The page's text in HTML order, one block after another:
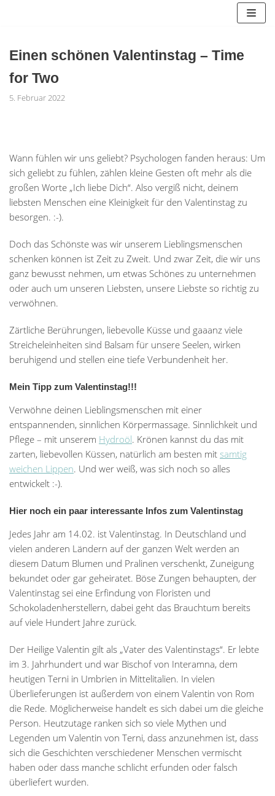
Einen schönen Valentinstag – Time
for Two
5. Februar 2022
Wann fühlen wir uns geliebt? Psychologen fanden heraus: Um
sich geliebt zu fühlen, zählen kleine Gesten oft mehr als die
großen Worte „Ich liebe Dich“. Also vergiß nicht, deinem
liebsten Menschen eine Kleinigkeit für den Valentinstag zu
besorgen. :-).
Doch das Schönste was wir unserem Lieblingsmenschen
schenken können ist Zeit zu Zweit. Und zwar Zeit, die wir uns
ganz bewusst nehmen, um etwas Schönes zu unternehmen
oder auch um unseren Liebsten, unsere Liebste so richtig zu
verwöhnen.
Zärtliche Berührungen, liebevolle Küsse und gaaanz viele
Streicheleinheiten sind Balsam für unsere Seelen, wirken
beruhigend und stellen eine tiefe Verbundenheit her.
Mein Tipp zum Valentinstag!!!
Verwöhne deinen Lieblingsmenschen mit einer
entspannenden, sinnlichen Körpermassage. Sinnlichkeit und
Pflege – mit unserem Hydroöl. Krönen kannst du das mit
zarten, liebevollen Küssen, natürlich am besten mit samtig
weichen Lippen. Und wer weiß, was sich noch so alles
entwickelt :-).
Hier noch ein paar interessante Infos zum Valentinstag
Jedes Jahr am 14.02. ist Valentinstag. In Deutschland und
vielen anderen Ländern auf der ganzen Welt werden an
diesem Datum Blumen und Pralinen verschenkt, Zuneigung
bekundet oder gar geheiratet. Böse Zungen behaupten, der
Valentinstag sei eine Erfindung von Floristen und
Schokoladenherstellern, dabei geht das Brauchtum bereits
auf viele Hundert Jahre zurück.
Der Heilige Valentin gilt als „Vater des Valentinstags“. Er lebte
im 3. Jahrhundert und war Bischof von Interamna, dem
heutigen Terni in Umbrien in Mittelitalien. In vielen
Überlieferungen ist außerdem von einem Valentin von Rom
die Rede. Möglicherweise handelt es sich dabei um die gleiche
Person. Heutzutage ranken sich so viele Mythen und
Legenden um Valentin von Terni, dass anzunehmen ist, dass
sich die Geschichten verschiedener Menschen vermischt
haben oder dass manche schlicht erfunden oder falsch
überliefert wurden.